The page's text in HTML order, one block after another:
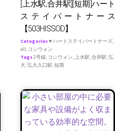
[上水駅,合井駅][短期]ハート
ステイパートナース
【503HISSOD】
Categories♥ ハートステイパートナーズ,
all, コシウォン
Tags2号線, コシウォン, 上水駅,合井駅,弘
大,弘大入口駅,短期